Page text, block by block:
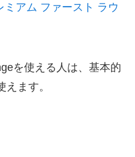
アム ファースト ラウ
を使える人は、基本的
ます。